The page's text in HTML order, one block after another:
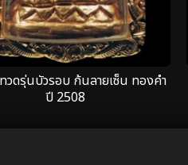
วดรุ่นบัวรอบ ก้นลายเซ็น ทองคำ
ปี 2508